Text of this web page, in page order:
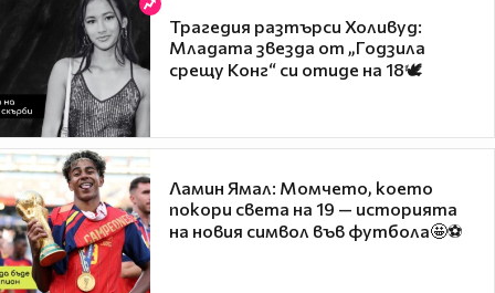
Трагедия разтърси Холивуд:
Младата звезда от „Годзила
срещу Конг“ си отиде на 18🕊️
Ламин Ямал: Момчето, което
покори света на 19 — историята
на новия символ във футбола🤩⚽